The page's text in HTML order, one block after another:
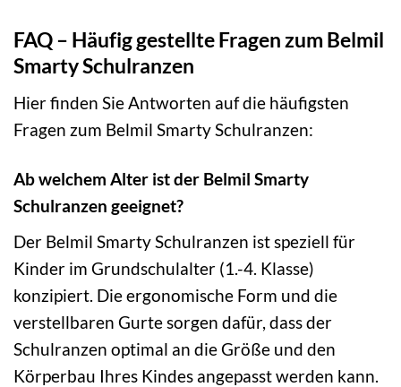
FAQ – Häufig gestellte Fragen zum Belmil
Smarty Schulranzen
Hier finden Sie Antworten auf die häufigsten
Fragen zum Belmil Smarty Schulranzen:
Ab welchem Alter ist der Belmil Smarty
Schulranzen geeignet?
Der Belmil Smarty Schulranzen ist speziell für
Kinder im Grundschulalter (1.-4. Klasse)
konzipiert. Die ergonomische Form und die
verstellbaren Gurte sorgen dafür, dass der
Schulranzen optimal an die Größe und den
Körperbau Ihres Kindes angepasst werden kann.